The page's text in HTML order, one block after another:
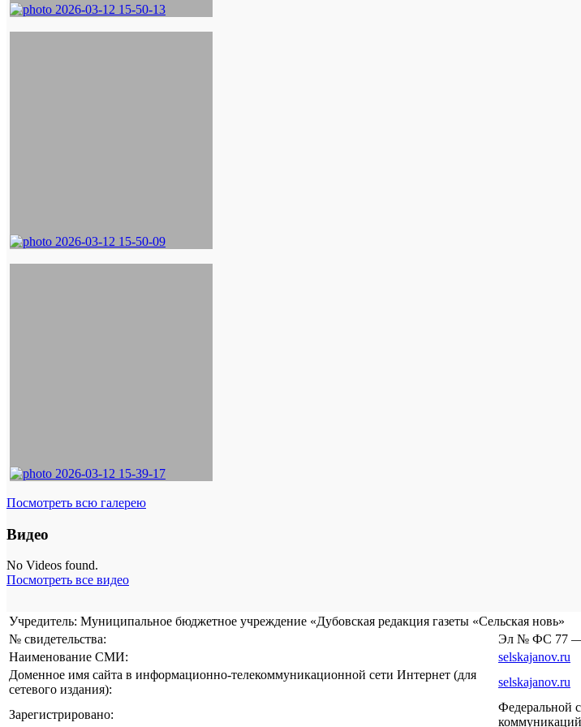
Посмотреть всю галерею
Видео
No Videos found.
Посмотреть все видео
Учредитель: Муниципальное бюджетное учреждение «Дубовская редакция газеты «Сельская новь»
№ свидетельства:
Эл № ФС 77 —
Наименование СМИ:
selskajanov.ru
Доменное имя сайта в информационно-телекоммуникационной сети Интернет (для
сетевого издания):
selskajanov.ru
Зарегистрировано:
Федеральной